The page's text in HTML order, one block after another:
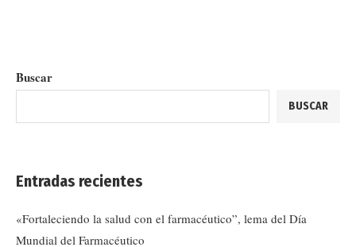
Buscar
BUSCAR
Entradas recientes
«Fortaleciendo la salud con el farmacéutico”, lema del Día
Mundial del Farmacéutico